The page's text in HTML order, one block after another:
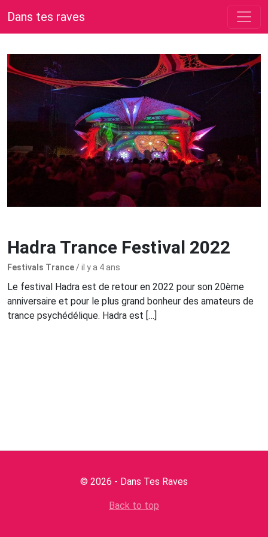
Dans tes raves
Hadra Trance Festival 2022
Festivals Trance / il y a 4 ans
Le festival Hadra est de retour en 2022 pour son 20ème
anniversaire et pour le plus grand bonheur des amateurs de
trance psychédélique. Hadra est […]
© 2026 - Dans Tes Raves
Back to top